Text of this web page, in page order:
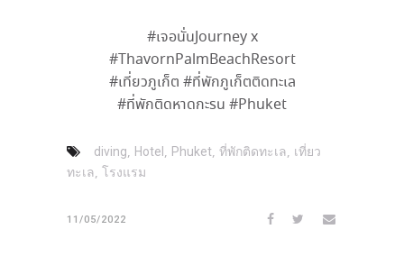
#เจอนั่นJourney x
#ThavornPalmBeachResort
#เที่ยวภูเก็ต #ที่พักภูเก็ตติดทะเล
#ที่พักติดหาดกะรน #Phuket
diving, Hotel , Phuket, ที่พักติดทะเล, เที่ยว
ทะเล, โรงแรม
11/05/2022